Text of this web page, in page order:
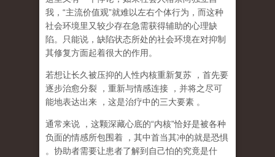
我， “主流价值观”就难以左右个体行为，而这种
社会环境里又较少存在急需获得辅助的心理缺
陷。只能说， 缺陷状态所处的社会环境在对抑制
其修复方面起着很大的作用。
若想让长久被压抑的人性内核重新复苏
，首先要
逐步治愈分裂
，重新与情感连接
，并将之尽可
能地表达出来
，这是治疗中的三大要素 。
通常来说 ，这颗深藏心底的“内核”恰好是被各种
负面的情感所包围着
，其中首当其冲的就是恐惧
。协助者需要让患者了解到自己怕的究竟是什